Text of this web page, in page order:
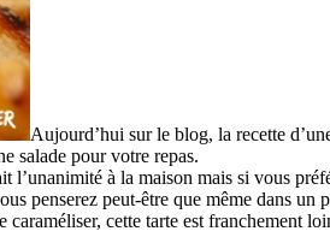
Aujourd’hui sur le blog, la recette
salade pour votre repas.
à la maison mais si vous
penserez peut-être que même dans
cette tarte est franchement